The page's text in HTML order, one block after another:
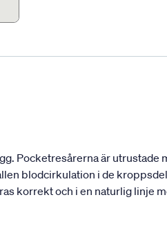
Pocketresårerna är utrustade
blodcirkulation i de
korrekt och i en naturlig linje